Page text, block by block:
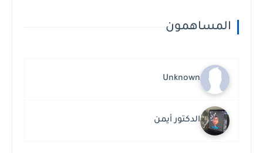
المساهمون
Unknown
الدكتور أيمن